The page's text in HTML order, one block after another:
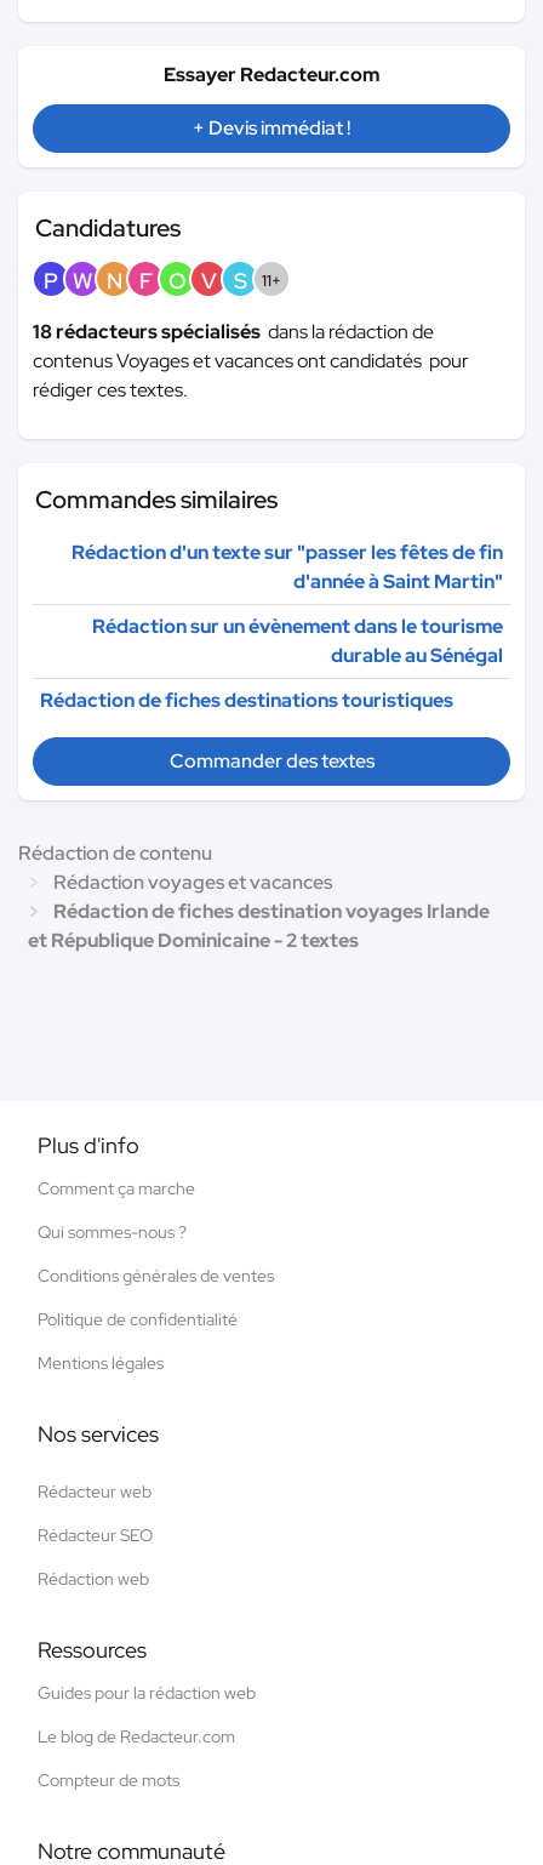
Essayer Redacteur.com
+ Devis immédiat !
Candidatures
P W N F O V S 11+
18 rédacteurs spécialisés dans la rédaction de
contenus Voyages et vacances ont candidatés pour
rédiger ces textes.
Commandes similaires
Rédaction d'un texte sur "passer les fêtes de fin
d'année à Saint Martin"
Rédaction sur un évènement dans le tourisme
durable au Sénégal
Rédaction de fiches destinations touristiques
Commander des textes
Rédaction de contenu
Rédaction voyages et vacances
Rédaction de fiches destination voyages Irlande
et République Dominicaine - 2 textes
Plus d'info
Comment ça marche
Qui sommes-nous ?
Conditions générales de ventes
Politique de confidentialité
Mentions légales
Nos services
Rédacteur web
Rédacteur SEO
Rédaction web
Ressources
Guides pour la rédaction web
Le blog de Redacteur.com
Compteur de mots
Notre communauté